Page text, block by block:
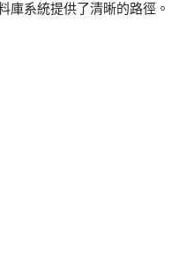
庫系統提供了清晰的路徑。